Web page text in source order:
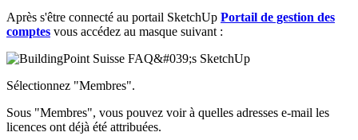
Après s'être connecté au portail SketchUp Portail de gestion des
comptes vous accédez au masque suivant :
Sélectionnez "Membres".
Sous "Membres", vous pouvez voir à quelles adresses e-mail les
licences ont déjà été attribuées.